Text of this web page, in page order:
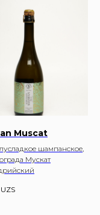
Muscat
шампанское,
Мускат
UZS